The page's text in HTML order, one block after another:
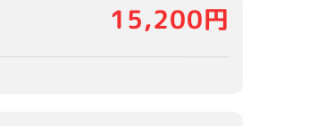
15,200円